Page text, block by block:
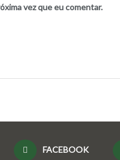
vez que eu comentar.
FACEBOOK